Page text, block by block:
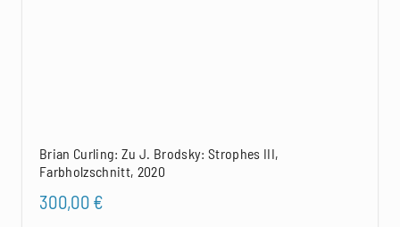
Brian Curling: Zu J. Brodsky: Strophes III,
Farbholzschnitt, 2020
300,00 €